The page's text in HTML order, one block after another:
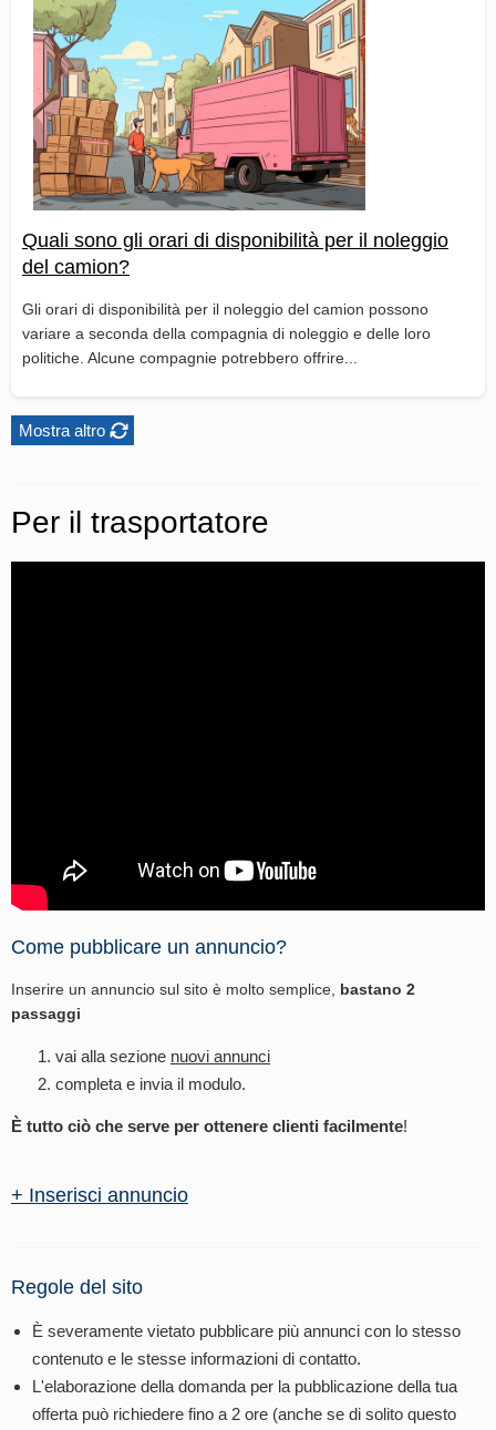
Quali sono gli orari di disponibilità per il noleggio
del camion?
Gli orari di disponibilità per il noleggio del camion possono
variare a seconda della compagnia di noleggio e delle loro
politiche. Alcune compagnie potrebbero offrire...
Mostra altro
Per il trasportatore
Come pubblicare un annuncio?
Inserire un annuncio sul sito è molto semplice, bastano 2
passaggi
vai alla sezione nuovi annunci
completa e invia il modulo.
È tutto ciò che serve per ottenere clienti facilmente!
+ Inserisci annuncio
Regole del sito
È severamente vietato pubblicare più annunci con lo stesso
contenuto e le stesse informazioni di contatto.
L'elaborazione della domanda per la pubblicazione della tua
offerta può richiedere fino a 2 ore (anche se di solito questo